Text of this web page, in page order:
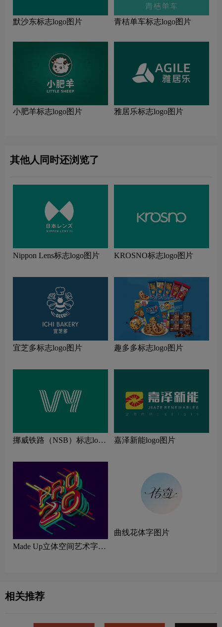
默沙东标志logo图片 青桔单车标志logo图片
小肥羊标志logo图片 雅居乐标志logo图片
其他人同时还浏览了
Nippon Lens标志logo图片 KROSNO标志logo图片
宜芝多标志logo图片 趣多多标志logo图片
挪威铁路（NSB）标志logo
嘉泽新能logo图片
Made Up立体空间艺术字图
曲线花体字图片
相关推荐